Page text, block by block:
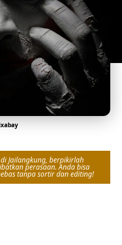
Jailangkung, berpikirlah
perasaan. Anda bisa
tanpa sortir dan editing!